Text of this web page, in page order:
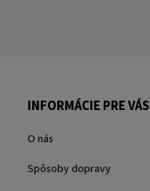
INFORMÁCIE PRE VÁS
O nás
Spôsoby dopravy